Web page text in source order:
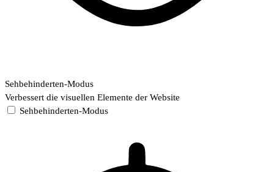
Sehbehinderten-Modus
Verbessert die visuellen Elemente der Website
Sehbehinderten-Modus